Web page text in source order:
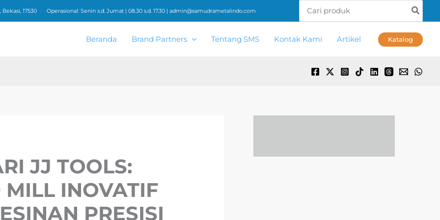
17530 Operasional: Senin s.d. Jumat | 08.30 s.d. 17.30 | admin@samudrametalindo.com
for:
Beranda Brand Partners Tentang SMS Kontak Kami Artikel Katalog
JJ TOOLS:
MILL INOVATIF
PRESISI